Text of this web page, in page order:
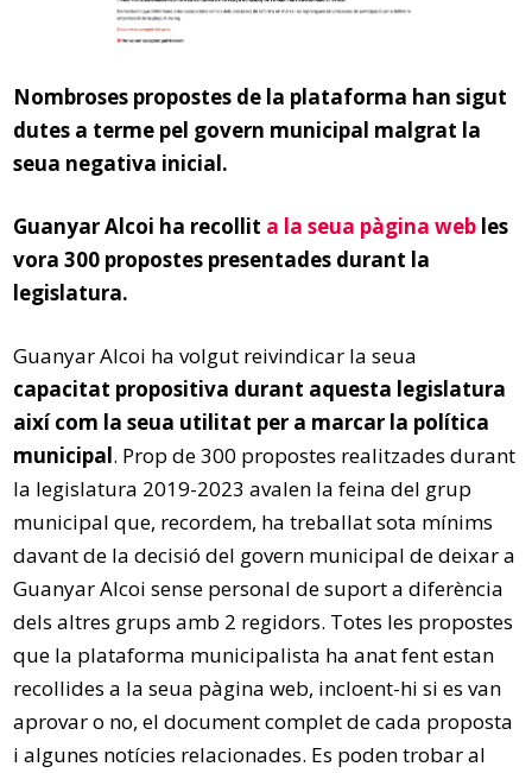
Nombroses propostes de la plataforma han sigut
dutes a terme pel govern municipal malgrat la
seua negativa inicial.
Guanyar Alcoi ha recollit a la seua pàgina web les
vora 300 propostes presentades durant la
legislatura.
Guanyar Alcoi ha volgut reivindicar la seua
capacitat propositiva durant aquesta legislatura
així com la seua utilitat per a marcar la política
municipal. Prop de 300 propostes realitzades durant
la legislatura 2019-2023 avalen la feina del grup
municipal que, recordem, ha treballat sota mínims
davant de la decisió del govern municipal de deixar a
Guanyar Alcoi sense personal de suport a diferència
dels altres grups amb 2 regidors. Totes les propostes
que la plataforma municipalista ha anat fent estan
recollides a la seua pàgina web, incloent-hi si es van
aprovar o no, el document complet de cada proposta
i algunes notícies relacionades. Es poden trobar al